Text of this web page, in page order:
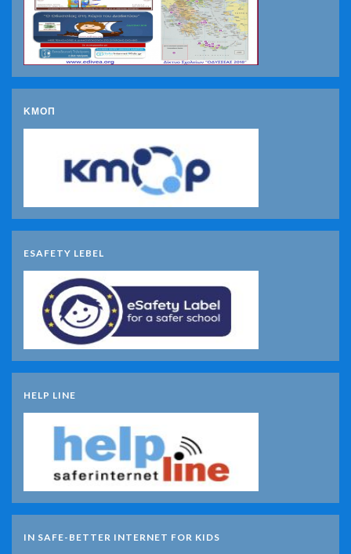
ΚΜΟΠ
ESAFETY LEBEL
HELP LINE
IN SAFE-BETTER INTERNET FOR KIDS